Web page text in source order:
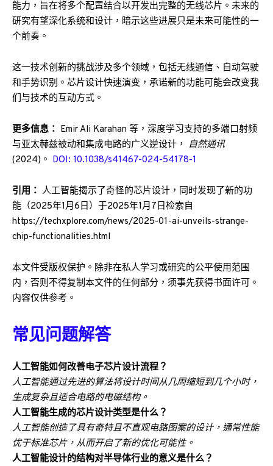
能力，旨在将多个配置结合以开发出完整的无线芯片。未来的
研究有望深化系统和设计，暗示这些进展只是未来可能性的一
个前奏。
这一技术创新的挑战涉及多个领域，包括无线通信、自动驾驶
和手势识别。芯片设计快速演变，承诺新的功能可能会改变我
们与技术的互动方式。
更多信息： Emir Ali Karahan 等，深度学习支持的多端口射频
与亚太赫兹被动和集成电路的广义逆设计，
自然通讯
(2024)。 DOI: 10.1038/s41467-024-54178-1
引用： 人工智能揭示了奇怪的芯片设计，同时发现了新的功
能（2025年1月6日）于2025年1月7日检索自
https://techxplore.com/news/2025-01-ai-unveils-strange-
chip-functionalities.html
本文件受版权保护。除非在私人学习或研究的公平使用范围
内，否则不得复制本文件的任何部分，须事先获得书面许可。
内容仅供参考。
常见问题解答
人工智能如何改善电子芯片设计流程？
人工智能通过先进的算法将设计时间从几周缩短到几个小时，
生成复杂且适合电路的电磁结构。
人工智能生成的芯片设计类型是什么？
人工智能创造了具有奇特且不直观电路图案的设计，通常性能
优于标准芯片，从而开启了新的优化可能性。
人工智能设计的结构对半导体行业的意义是什么？